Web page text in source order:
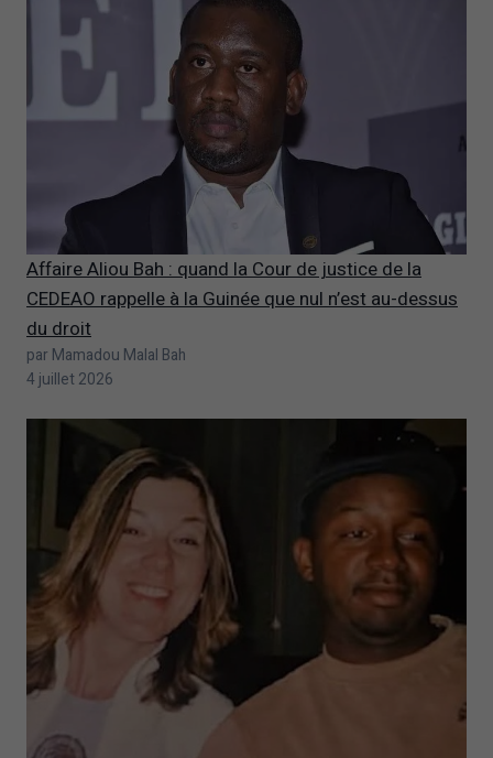
Affaire Aliou Bah : quand la Cour de justice de la
CEDEAO rappelle à la Guinée que nul n’est au-dessus
du droit
par Mamadou Malal Bah
4 juillet 2026